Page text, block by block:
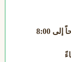
- يوم الأحد إلى يوم الخميس | من 8:00 صباحاً إلى 8:00